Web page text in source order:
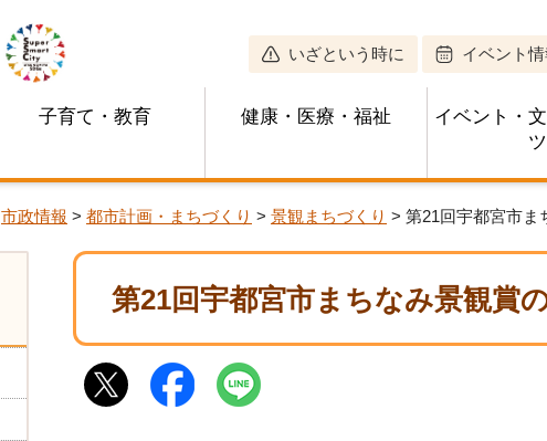
いざという時に イベント
子育て・教育 健康・医療・福祉
イベント・
ツ
市政情報 > 都市計画・まちづくり > 景観まちづくり > 第21回宇都宮市ま
第21回宇都宮市まちなみ景観賞